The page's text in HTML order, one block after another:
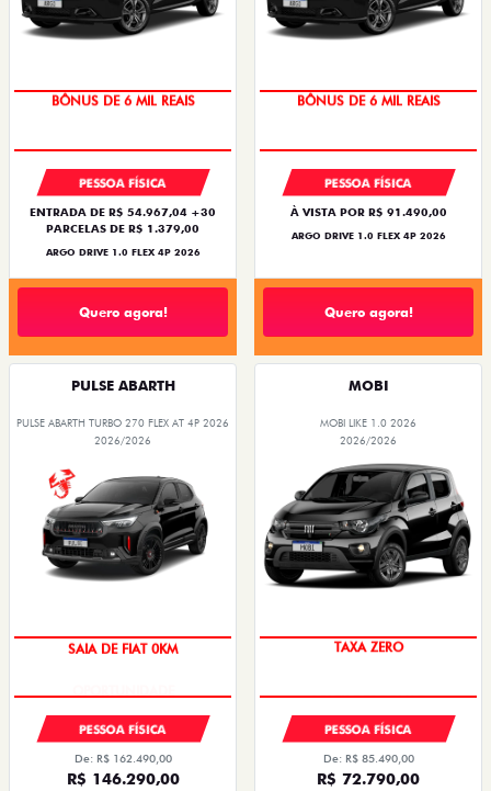
BÔNUS DE 6 MIL REAIS
PESSOA FÍSICA
ENTRADA DE R$ 54.967,04 +30
PARCELAS DE R$ 1.379,00
ARGO DRIVE 1.0 FLEX 4P 2026
Quero agora!
BÔNUS DE 6 MIL REAIS
PESSOA FÍSICA
À VISTA POR R$ 91.490,00
ARGO DRIVE 1.0 FLEX 4P 2026
Quero agora!
PULSE ABARTH
PULSE ABARTH TURBO 270 FLEX AT 4P 2026
2026/2026
SAIA DE FIAT 0KM
PESSOA FÍSICA
De: R$ 162.490,00
R$ 146.290,00
MOBI
MOBI LIKE 1.0 2026
2026/2026
TAXA ZERO
PESSOA FÍSICA
De: R$ 85.490,00
R$ 72.790,00